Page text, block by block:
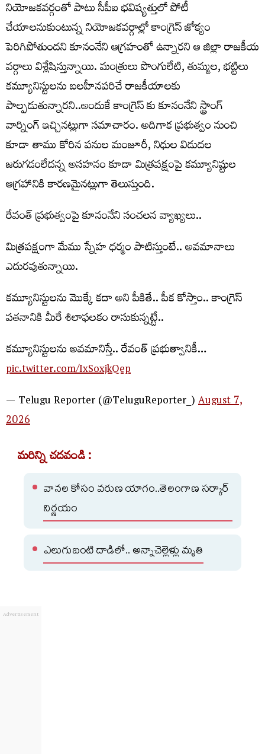
నియోజకవర్గంతో పాటు సీపీఐ భవిష్యత్తులో పోటీ
చేయాలనుకుంటున్న నియోజకవర్గాల్లో కాంగ్రెస్ జోక్యం
పెరిగిపోతుందని కూనంనేని ఆగ్రహంతో ఉన్నారని ఆ జిల్లా రాజకీయ
వర్గాలు విశ్లేషిస్తున్నాయి. మంత్రులు పొంగులేటి, తుమ్మల, భట్టిలు
కమ్యూనిస్టులను బలహీనపరిచే రాజకీయాలకు
పాల్పడుతున్నారని..అందుకే కాంగ్రెస్ కు కూనంనేని స్ట్రాంగ్
వార్నింగ్ ఇచ్చినట్లుగా సమాచారం. అదిగాక ప్రభుత్వం నుంచి
కూడా తాము కోరిన పనుల మంజూరీ, నిధుల విడుదల
జరుగడంలేదన్న అసహనం కూడా మిత్రపక్షంపై కమ్యూనిష్టుల
ఆగ్రహానికి కారణమైనట్లుగా తెలుస్తుంది.
రేవంత్ ప్ర‌భుత్వంపై కూనంనేని సంచ‌ల‌న వ్యాఖ్య‌లు..
మిత్రపక్షంగా మేము స్నేహ ధర్మం పాటిస్తుంటే.. అవమానాలు
ఎదురవుతున్నాయి.
కమ్యూనిస్టుల‌ను మొక్కే కదా అని పీకితే.. పీక కోస్తాం.. కాంగ్రెస్
పతనానికి మీరే శిలాఫలకం రాసుకున్న‌ట్టే..
క‌మ్యూనిస్టుల‌ను అవ‌మానిస్తే.. రేవంత్ ప్ర‌భుత్వానికీ…
pic.twitter.com/IxSoxjkQep
— Telugu Reporter (@TeluguReporter_)August 7,
2026
మరిన్ని చదవండి :
వానల కోసం వరుణ యాగం..తెలంగాణ సర్కార్
నిర్ణయం
ఎలుగుబంటి దాడిలో.. అన్నాచెల్లెళ్లు మృతి